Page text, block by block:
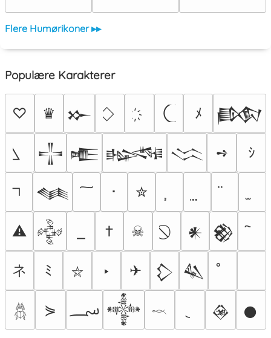
Flere Humørikoner ▸▸
Populære Karakterer
♡ ♛ 𒁍 ﾒ 𒁃
𒋲 𒍫 𒈙 𒈱 ➺ ｼ
𒈝 ･ ✮
⚠ 𒅒 † ☠ 𒀭 𒆙
ネ ﾐ ⛥ ‣ ✈ 𒁷 𒈑
𓆣 ⋟ ؄ 𒀱 𓎖 𒊲 𒊹